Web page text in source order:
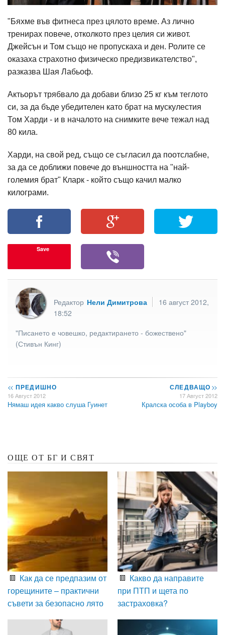
"Бяхме във фитнеса през цялото време. Аз лично
тренирах повече, отколкото през целия си живот.
Джейсън и Том също не пропускаха и ден. Ролите се
оказаха страхотно физическо предизвикателство",
разказва Шая Лабьоф.
Актьорът трябвало да добави близо 25 кг към теглото
си, за да бъде убедителен като брат на мускулестия
Том Харди - и в началото на снимките вече тежал над
80 кила.
Харди, на свой ред, също се съгласил да поотслабне,
за да се доближи повече до външността на "най-
големия брат" Кларк - който също качил малко
килограми.
Save
Редактор Нели Димитрова
16 август 2012,
18:52
"Писането е човешко, редактирането - божествено"
(Стивън Кинг)
<< ПРЕДИШНО
16 Август 2012
Нямаш идея какво слуша Гуинет
СЛЕДВАЩО>>
17 Август 2012
Кралска особа в Playboy
ОЩЕ ОТ БГ И СВЯТ
Как да се предпазим от
горещините – практични
съвети за безопасно лято
Какво да направите
при ПТП и щета по
застраховка?